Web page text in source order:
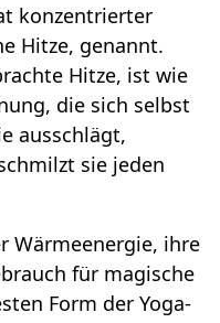
konzentrierter
Hitze, genannt.
Hitze, ist wie
die sich selbst
ausschlägt,
sie jeden
Wärmeenergie, ihre
für magische
Form der Yoga-